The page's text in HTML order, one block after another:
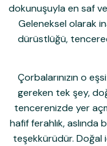
dokunuşuyla en saf
Geleneksel olarak
dürüstlüğü,
Çorbalarınızın o
gereken tek şey,
tencerenizde yer
hafif ferahlık, aslında
teşekkürüdür. Doğal